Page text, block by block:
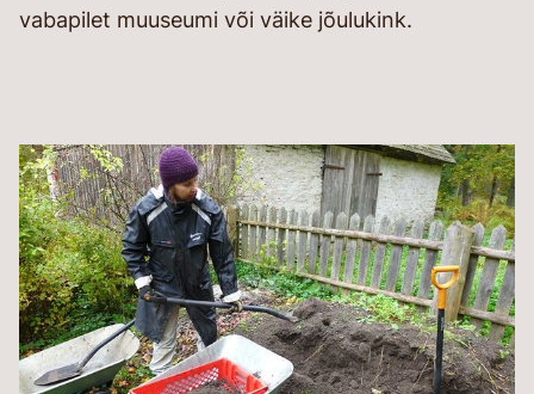
vabapilet muuseumi või väike jõulukink.